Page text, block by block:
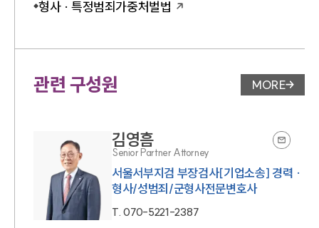
형사 · 특정범죄가중처벌법
관련 구성원 변호사 페
MORE
김영흠
Senior Partner Attorney
서울서부지검 부장검사[기업소송] 경력 ·
형사/성범죄/군형사전문변호사
T.070-5221-2387